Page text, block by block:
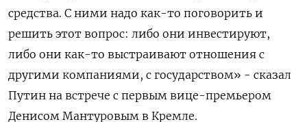
средства. С ними надо как-то поговорить и
решить этот вопрос: либо они инвестируют,
либо они как-то выстраивают отношения с
другими компаниями, с государством» - сказал
Путин на встрече с первым вице-премьером
Денисом Мантуровым в Кремле.